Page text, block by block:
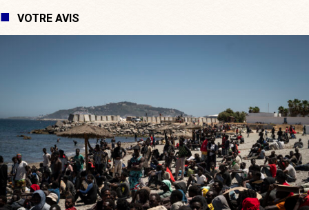
VOTRE AVIS